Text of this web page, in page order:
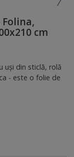
cm
uşi din sticlă, rolă
- este o folie de